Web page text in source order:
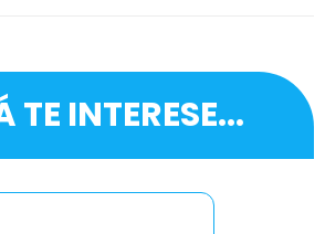
TE INTERESE...